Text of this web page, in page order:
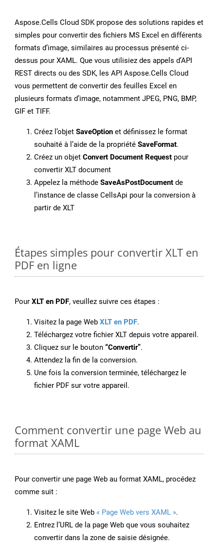
Aspose.Cells Cloud SDK propose des solutions rapides et
simples pour convertir des fichiers MS Excel en différents
formats d’image, similaires au processus présenté ci-
dessus pour XAML. Que vous utilisiez des appels d’API
REST directs ou des SDK, les API Aspose.Cells Cloud
vous permettent de convertir des feuilles Excel en
plusieurs formats d’image, notamment JPEG, PNG, BMP,
GIF et TIFF.
Créez l’objet SaveOption et définissez le format
souhaité à l’aide de la propriété SaveFormat.
Créez un objet Convert Document Request pour
convertir XLT document
Appelez la méthode SaveAsPostDocument de
l’instance de classe CellsApi pour la conversion à
partir de XLT
Étapes simples pour convertir XLT en
PDF en ligne
Pour XLT en PDF, veuillez suivre ces étapes :
Visitez la page Web XLT en PDF.
Téléchargez votre fichier XLT depuis votre appareil.
Cliquez sur le bouton “Convertir”.
Attendez la fin de la conversion.
Une fois la conversion terminée, téléchargez le
fichier PDF sur votre appareil.
Comment convertir une page Web au
format XAML
Pour convertir une page Web au format XAML, procédez
comme suit :
Visitez le site Web « Page Web vers XAML ».
Entrez l’URL de la page Web que vous souhaitez
convertir dans la zone de saisie désignée.